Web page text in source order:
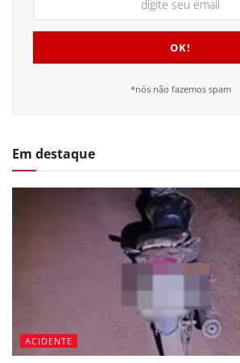
*nós não fazemos spam
Em destaque
ACIDENTE